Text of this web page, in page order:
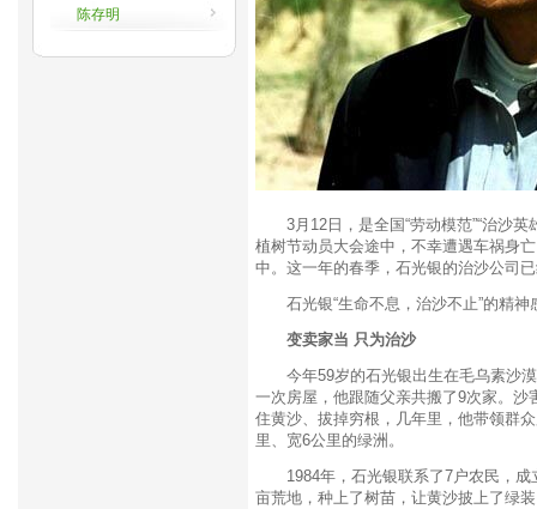
陈存明
3月12日，是全国“劳动模范”“治沙英
植树节动员大会途中，不幸遭遇车祸身
中。这一年的春季，石光银的治沙公司
石光银“生命不息，治沙不止”的精神
变卖家当 只为治沙
今年59岁的石光银出生在毛乌素沙漠
一次房屋，他跟随父亲共搬了9次家。
住黄沙、拔掉穷根，几年里，他带领群
里、宽6公里的绿洲。
1984年，石光银联系了7户农民，成
亩荒地，种上了树苗，让黄沙披上了绿